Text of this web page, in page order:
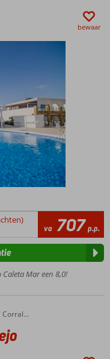
bewaar
va 707 p.p.
Caleta Mar een 8,0!
Corralejo